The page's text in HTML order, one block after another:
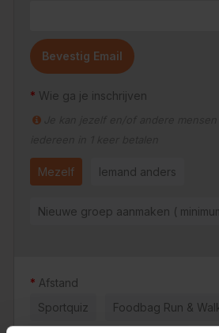
Bevestig Email
Wie ga je inschrijven
Mezelf Iemand anders
Nieuwe groep aanmaken (
Afstand
Sportquiz
Foodbag Run &